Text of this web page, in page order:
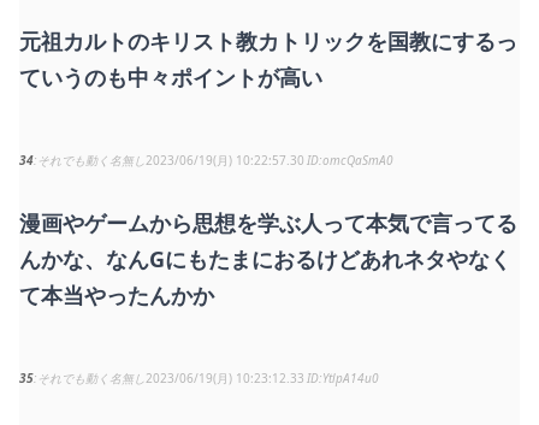
元祖カルトのキリスト教カトリックを国教にするっ
ていうのも中々ポイントが高い
34 それでも動く名無し2023/06/19(月) 10:22:57.30 omcQaSmA0
漫画やゲームから思想を学ぶ人って本気で言ってる
んかな、なんGにもたまにおるけどあれネタやなく
て本当やったんかか
35 それでも動く名無し2023/06/19(月) 10:23:12.33 YtlpA14u0